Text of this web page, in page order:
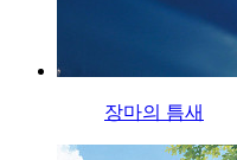
장마의 틈새